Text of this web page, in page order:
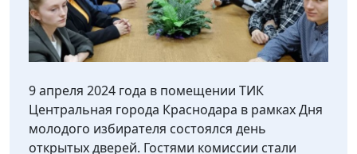
9 апреля 2024 года в помещении ТИК
Центральная города Краснодара в рамках Дня
молодого избирателя состоялся день
открытых дверей. Гостями комиссии стали